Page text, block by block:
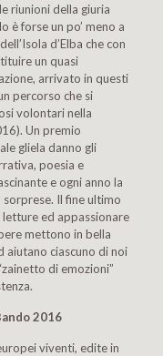
riunioni della giuria
è forse un po’ meno a
d’Elba che con
un quasi
arrivato in questi
percorso che si
volontari nella
Un premio
gliela danno gli
poesia e
e ogni anno la
Il fine ultimo
ed appassionare
mettono in bella
aiutano ciascuno di noi
di emozioni”
2016
viventi, edite in